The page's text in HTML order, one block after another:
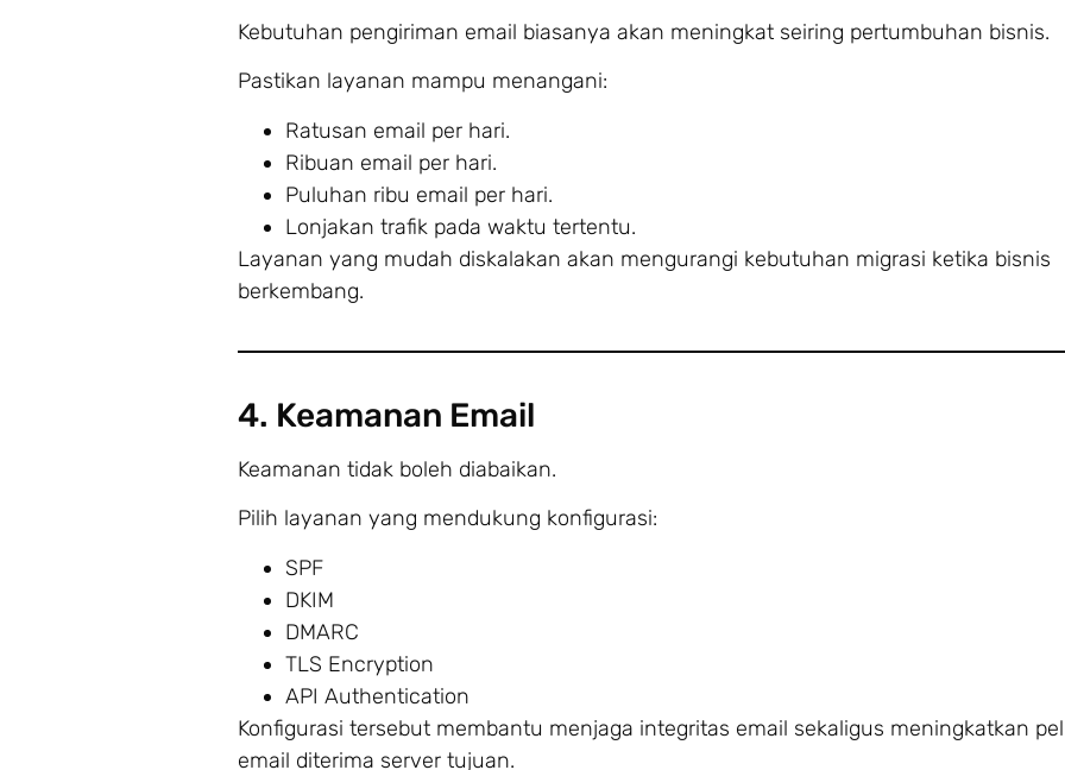
Kebutuhan pengiriman email biasanya akan meningkat seiring pertumbuhan bisnis.
Pastikan layanan mampu menangani:
Ratusan email per hari.
Ribuan email per hari.
Puluhan ribu email per hari.
Lonjakan trafik pada waktu tertentu.
Layanan yang mudah diskalakan akan mengurangi kebutuhan migrasi ketika bisnis
berkembang.
4. Keamanan Email
Keamanan tidak boleh diabaikan.
Pilih layanan yang mendukung konfigurasi:
SPF
DKIM
DMARC
TLS Encryption
API Authentication
Konfigurasi tersebut membantu menjaga integritas email sekaligus meningkatkan
email diterima server tujuan.